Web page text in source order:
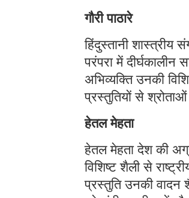
गौरी पाठारे
हिंदुस्तानी शास्त्रीय
परंपरा में दीर्घकालीन
अभिव्यक्ति उनकी
प्रस्तुतियों से
हेतल मेहता
हेतल मेहता देश की
विशिष्ट शैली से
प्रस्तुति उनकी वादन